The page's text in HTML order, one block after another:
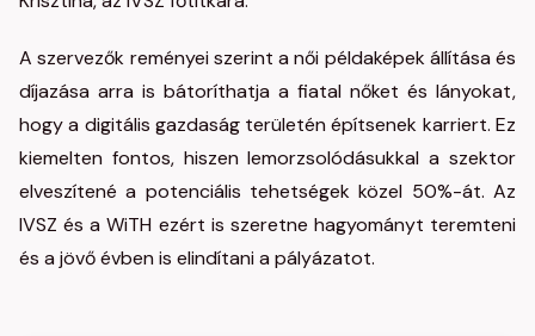
A szervezők reményei szerint a női példaképek állítása és
díjazása arra is bátoríthatja a fiatal nőket és lányokat,
hogy a digitális gazdaság területén építsenek karriert. Ez
kiemelten fontos, hiszen lemorzsolódásukkal a szektor
elveszítené a potenciális tehetségek közel 50%-át. Az
IVSZ és a WiTH ezért is szeretne hagyományt teremteni
és a jövő évben is elindítani a pályázatot.